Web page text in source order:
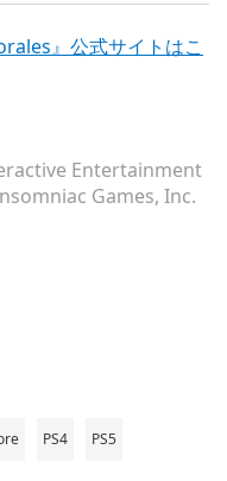
』公式サイトはこ
Entertainment
Games, Inc.
PS4 PS5